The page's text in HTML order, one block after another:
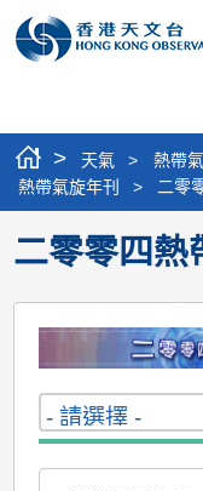
> 天氣 > 熱帶
熱帶氣旋年刊
> 二零
二零零四熱